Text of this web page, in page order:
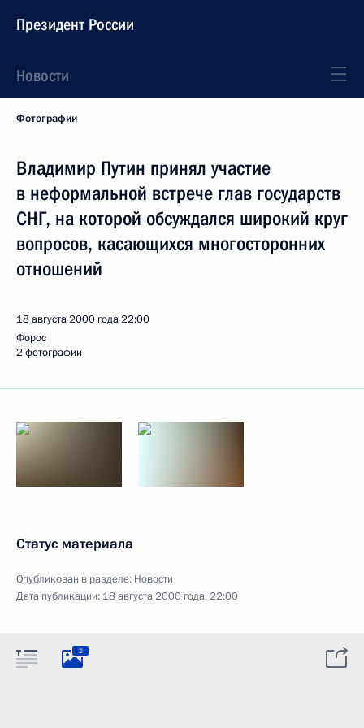
Президент России
Новости
Фотографии
Владимир Путин принял участие
в неформальной встрече глав государств
СНГ, на которой обсуждался широкий круг
вопросов, касающихся многосторонних
отношений
18 августа 2000 года22:00
Форос
2 фотографии
Статус материала
Опубликован в разделе: Новости
Дата публикации: 18 августа 2000 года, 22:00
2